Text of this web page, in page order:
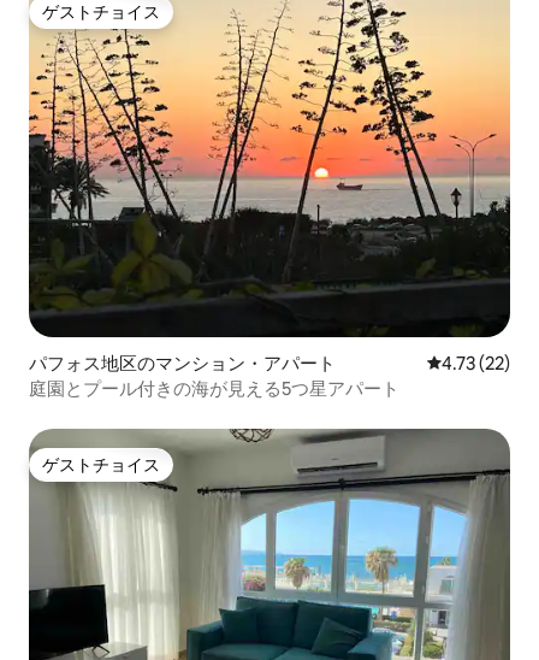
ゲストチョイス
ゲストチョイス
パフォス地区のマンション・アパート レビュー22
4.73 (22)
庭園とプール付きの海が見える5つ星アパート
ゲストチョイス
ゲストチョイス